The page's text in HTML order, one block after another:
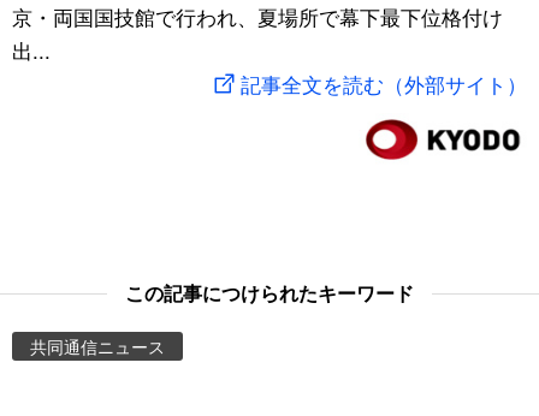
文化
動画/Live
スポーツ・東京2020
京・両国国技館で行われ、夏場所で幕下最下位格付け
出...
記事全文を読む（外部サイト）
この記事につけられたキーワード
共同通信ニュース